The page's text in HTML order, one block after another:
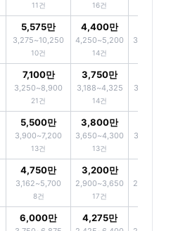
11건 16건
5,575만
3,275~10,250
10건
4,400만
4,250~5,200
14건
7,100만
3,250~8,900
21건
3,750만
3,188~4,325
14건
5,500만
3,900~7,200
13건
3,800만
3,650~4,300
13건
4,750만
3,162~5,700
8건
3,200만
2,900~3,650
17건
6,000만 4,275만